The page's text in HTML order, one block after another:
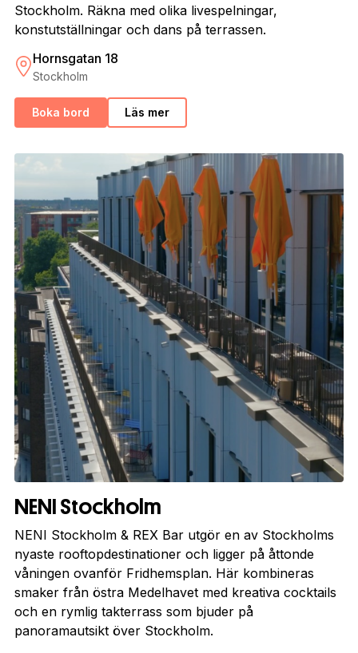
Stockholm. Räkna med olika livespelningar,
konstutställningar och dans på terrassen.
Hornsgatan 18
Stockholm
Boka bord Läs mer
NENI Stockholm
NENI Stockholm & REX Bar utgör en av Stockholms
nyaste rooftopdestinationer och ligger på åttonde
våningen ovanför Fridhemsplan. Här kombineras
smaker från östra Medelhavet med kreativa cocktails
och en rymlig takterrass som bjuder på
panoramautsikt över Stockholm.